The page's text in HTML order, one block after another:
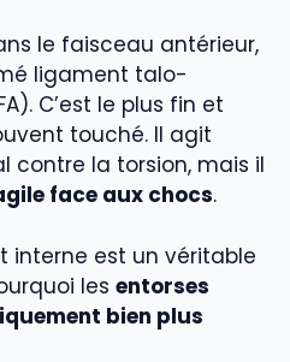
le faisceau antérieur,
ligament talo-
C’est le plus fin et
touché. Il agit
contre la torsion, mais il
face aux chocs.
interne est un véritable
les entorses
bien plus